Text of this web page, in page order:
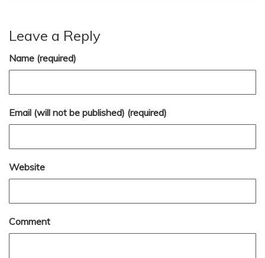
Leave a Reply
Name (required)
Email (will not be published) (required)
Website
Comment